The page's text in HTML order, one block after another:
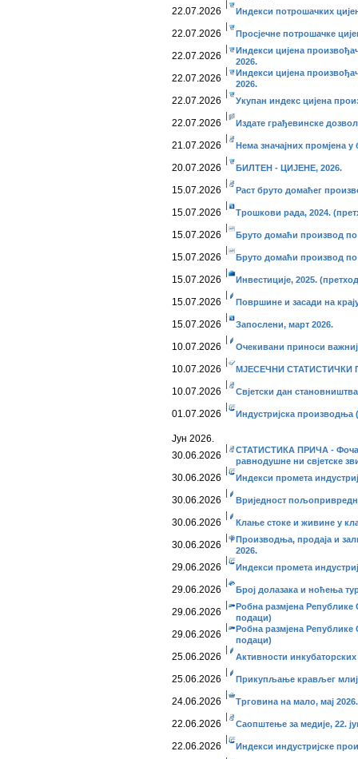
22.07.2026 Индекси потрошачких
22.07.2026 Просјечне потрошачке
22.07.2026
Индекси цијена
2026.
22.07.2026
Индекси цијена
2026.
22.07.2026 Укупан индекс цијена
22.07.2026 Издате грађевинске
21.07.2026 Нема значајних промјена
20.07.2026 БИЛТЕН - ЦИЈЕНЕ, 2026.
15.07.2026 Раст бруто домаћег
15.07.2026 Трошкови рада, 2024.
15.07.2026 Бруто домаћи производ
15.07.2026 Бруто домаћи производ
15.07.2026 Инвестиције, 2025.
15.07.2026 Површине и засади на
15.07.2026 Запослени, март 2026.
10.07.2026 Очекивани приноси
10.07.2026 МЈЕСЕЧНИ СТАТИСТИЧКИ
10.07.2026 Свјетски дан
01.07.2026 Индустријска производња
Јун 2026.
30.06.2026
СТАТИСТИКА ПРИЧА - Фоча,
равнодушне ни свјетске
30.06.2026 Индекси промета
30.06.2026 Вриједност
30.06.2026 Клање стоке и живине у
30.06.2026
Производња, продаја и
2026.
29.06.2026 Индекси промета
29.06.2026 Број долазака и ноћења
29.06.2026
Робна размјена Републике
подаци)
29.06.2026
Робна размјена Републике
подаци)
25.06.2026 Активности инкубаторских
25.06.2026 Прикупљање крављег
24.06.2026 Трговина на мало, мај 2026.
22.06.2026 Саопштење за медије, 22.
22.06.2026 Индекси индустријске